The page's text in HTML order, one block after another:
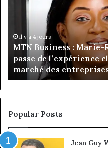
Marie-
Tchangoum
passe
de
l’expérience
client
à
la
conquête
marché
des
il y a 4 jours
MTN Business : Marie-
passe de l’expérience
marché des
Popular Posts
Jean Guy